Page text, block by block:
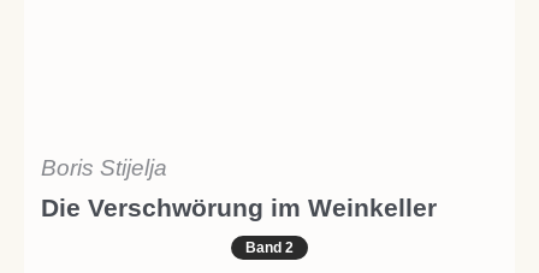
Boris Stijelja
Die Verschwörung im Weinkeller
Band 2